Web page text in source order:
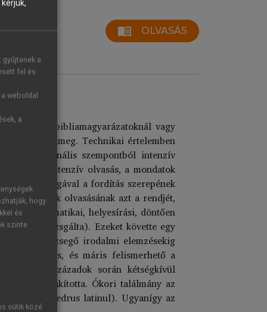
menu_book OLVASÁS
volt a bibliamagyarázatoknál vagy
változott meg. Technikai értelemben
Funkcionális szempontból intenzív
az intenzív olvasás, a mondatok
hozta magával a fordítás szerepének
az auktorok olvasásának azt a rendjét,
grammatikai, helyesírási, döntően
világát vizsgálta). Ezeket követte egy
hemzsegő irodalmi elemzésekig
elemzés, és máris felismerhető a
évszázadok során kétségkívül
is kialakította. Ókori találmány az
és Phaedrus latinul). Ugyanígy az
a
fel és
weboldal
a
hogy
és
szinte
sütik közé